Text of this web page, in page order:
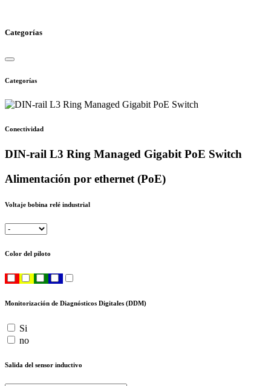
Categorías
Categorías
Conectividad
DIN-rail L3 Ring Managed Gigabit PoE Switch
Alimentación por ethernet (PoE)
Voltaje bobina relé industrial
Color del piloto
Monitorización de Diagnósticos Digitales (DDM)
Si
no
Salida del sensor inductivo